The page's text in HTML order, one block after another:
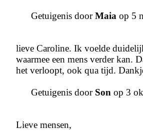
Getuigenis doorMaia op 5
lieve Caroline. Ik voelde
waarmee een mens verder kan.
het verloopt, ook qua tijd.
Getuigenis door Son op 3
Lieve mensen,